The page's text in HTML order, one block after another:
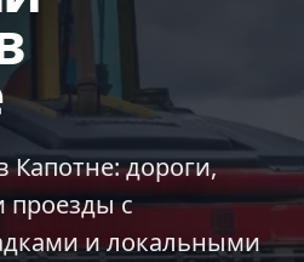
дороги,
проезды с
и локальными